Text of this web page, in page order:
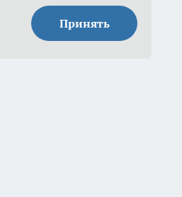
Принять